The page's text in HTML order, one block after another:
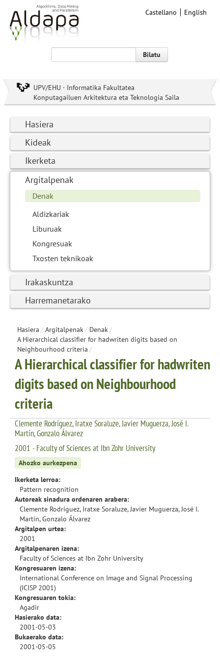
Castellano English
Bilatu
UPV/EHU · Informatika Fakultatea
Konputagailuen Arkitektura eta Teknologia Saila
Hasiera
Kideak
Ikerketa
Argitalpenak
Denak
Aldizkariak
Liburuak
Kongresuak
Txosten teknikoak
Irakaskuntza
Harremanetarako
Hasiera / Argitalpenak/ Denak/
A Hierarchical classifier for hadwriten digits based on
Neighbourhood criteria /
A Hierarchical classifier for hadwriten
digits based on Neighbourhood
criteria
Clemente Rodríguez, Iratxe Soraluze, Javier Muguerza, José I.
Martín, Gonzalo Álvarez
2001 - Faculty of Sciences at Ibn Zohr University
Ahozko aurkezpena
Ikerketa lerroa:
Pattern recognition
Autoreak sinadura ordenaren arabera:
Clemente Rodríguez, Iratxe Soraluze, Javier Muguerza, José I.
Martín, Gonzalo Álvarez
Argitalpen urtea:
2001
Argitalpenaren izena:
Faculty of Sciences at Ibn Zohr University
Kongresuaren izena:
International Conference on Image and Signal Processing
(ICISP 2001)
Kongresuaren tokia:
Agadir
Hasierako data:
2001-05-03
Bukaerako data:
2001-05-05